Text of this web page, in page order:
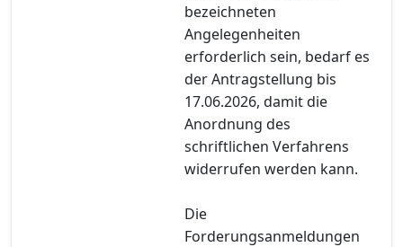
bezeichneten
Angelegenheiten
erforderlich sein, bedarf es
der Antragstellung bis
17.06.2026, damit die
Anordnung des
schriftlichen Verfahrens
widerrufen werden kann.
Die
Forderungsanmeldungen